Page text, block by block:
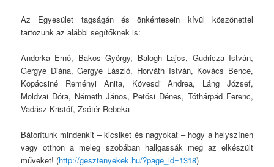
Az Egyesület tagságán és önkéntesein kívül köszönettel
tartozunk az alábbi segítőknek is:
Andorka Ernő, Bakos György, Balogh Lajos, Gudricza István,
Gergye Diána, Gergye László, Horváth István, Kovács Bence,
Kopácsiné Reményi Anita, Kövesdi Andrea, Láng József,
Moldvai Dóra, Németh János, Petősi Dénes, Tóthárpád Ferenc,
Vadász Kristóf, Zsótér Rebeka
Bátorítunk mindenkit – kicsiket és nagyokat – hogy a helyszínen
vagy otthon a meleg szobában hallgassák meg az elkészült
műveket! (http://gesztenyekek.hu/?page_id=1318)